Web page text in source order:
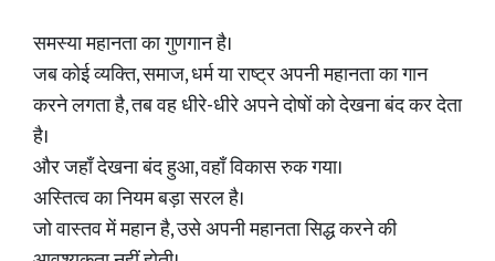
समस्या महानता का गुणगान है।
जब कोई व्यक्ति, समाज, धर्म या राष्ट्र अपनी महानता का गान
करने लगता है, तब वह धीरे-धीरे अपने दोषों को देखना बंद कर देता
है।
और जहाँ देखना बंद हुआ, वहाँ विकास रुक गया।
अस्तित्व का नियम बड़ा सरल है।
जो वास्तव में महान है, उसे अपनी महानता सिद्ध करने की